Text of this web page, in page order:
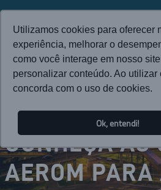
Utilizamos cookies para oferecer
experiência, melhorar o
como você interage em nosso
personalizar conteúdo. Ao utilizar
concorda com o uso de cookies.
Ok, entendi!
CONHEÇA AS
AEROM